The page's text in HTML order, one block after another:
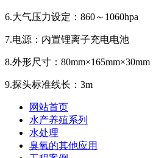
6.大气压力设定：860～1060hpa
7.电源：内置锂离子充电电池
8.外形尺寸：80mm×165mm×30mm
9.探头标准线长：3m
网站首页
水产养殖系列
水处理
臭氧的其他应用